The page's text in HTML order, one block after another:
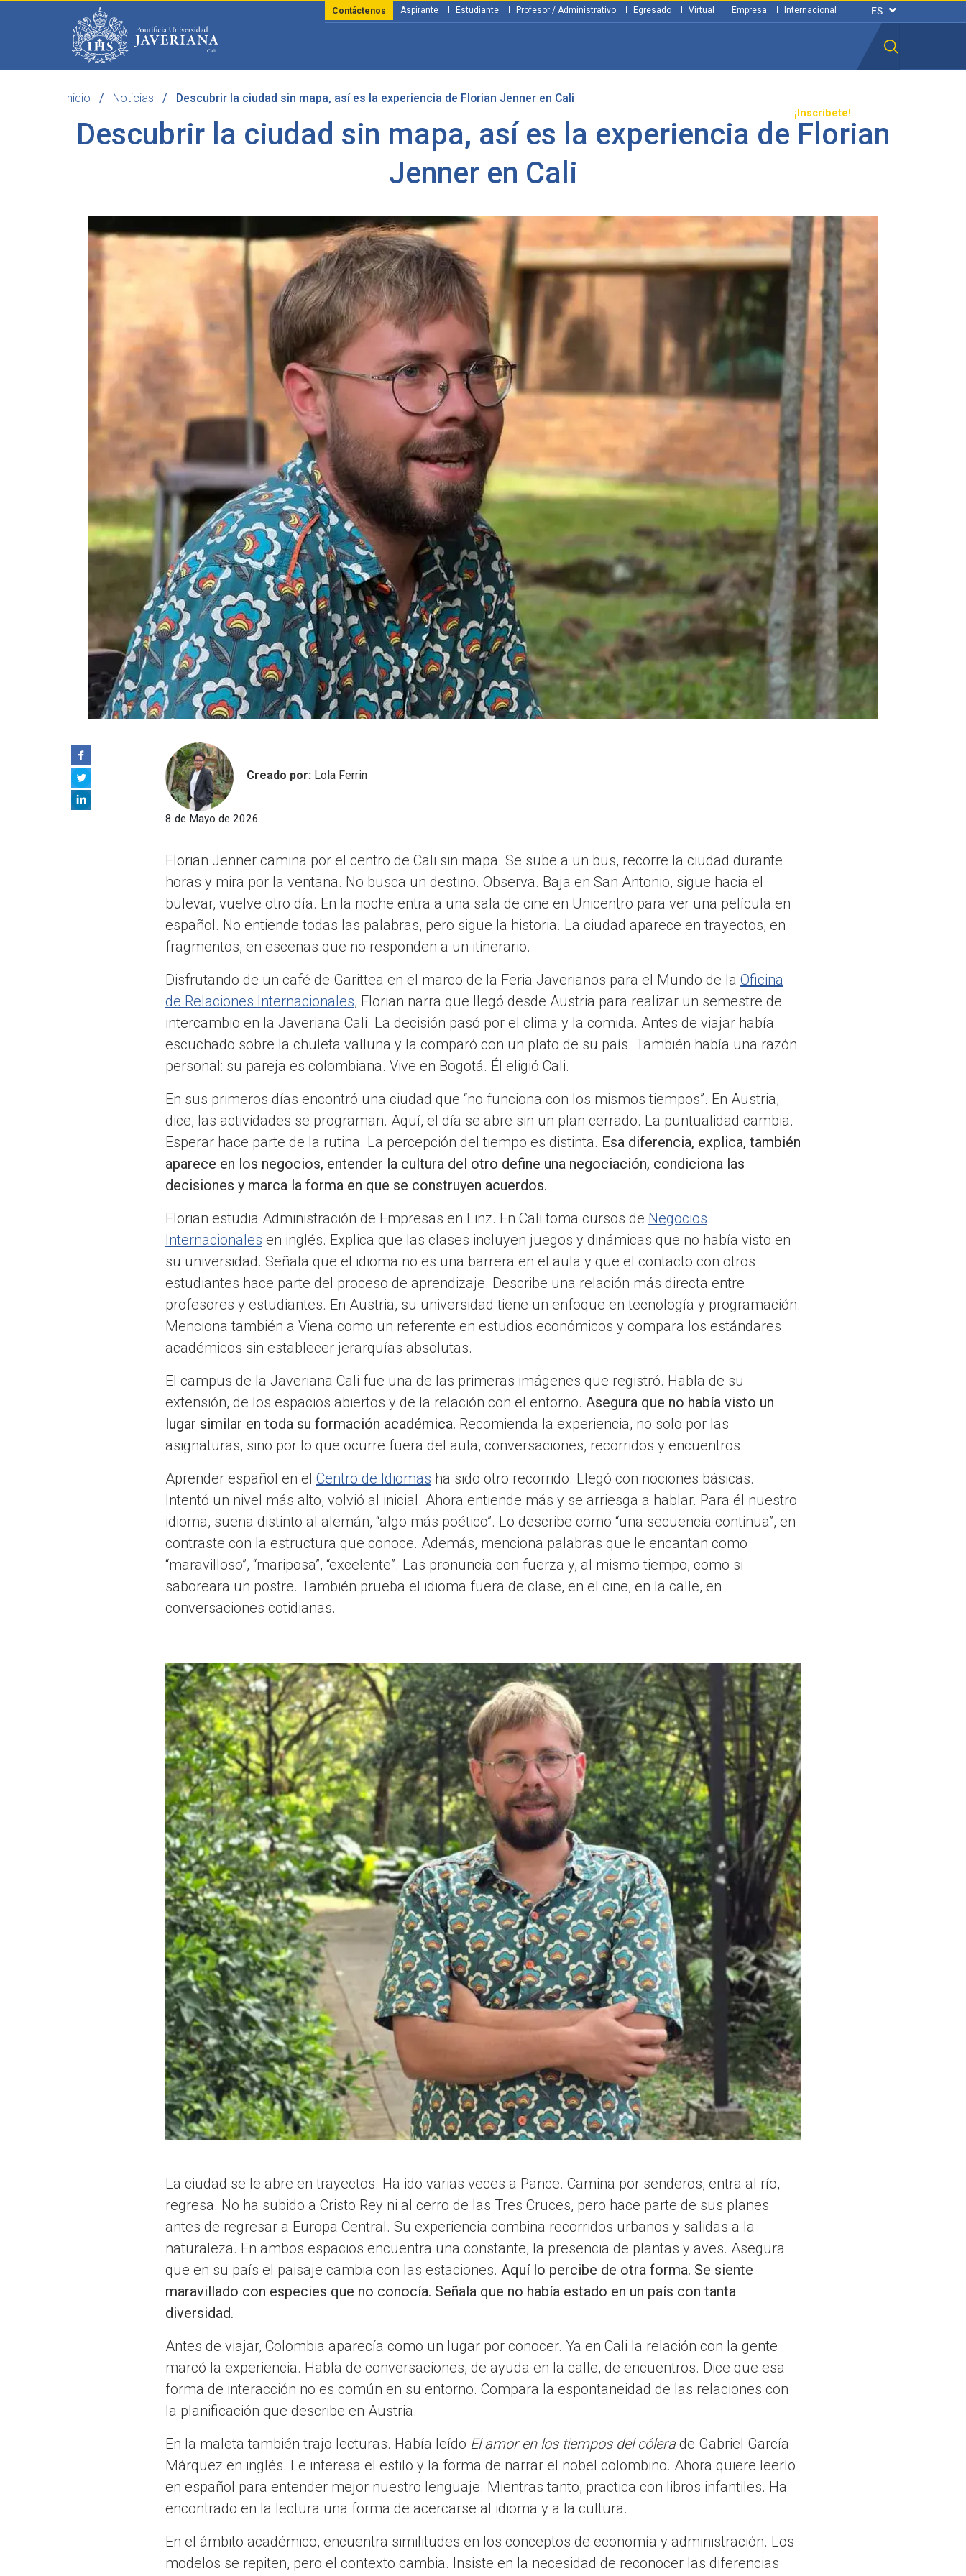
¡Inscríbete!
Aspirante Estudiante Profesor / Administrativo Egresado Virtual Empresa Internacional
Contáctenos
Inicio Noticias Descubrir la ciudad sin mapa, así es la experiencia de Florian Jenner en Cali
Descubrir la ciudad sin mapa, así es la experiencia de Florian
Jenner en Cali
Creado por: Lola Ferrin
8 de Mayo de 2026
Florian Jenner camina por el centro de Cali sin mapa. Se sube a un bus, recorre la ciudad durante
horas y mira por la ventana. No busca un destino. Observa. Baja en San Antonio, sigue hacia el
bulevar, vuelve otro día. En la noche entra a una sala de cine en Unicentro para ver una película en
español. No entiende todas las palabras, pero sigue la historia. La ciudad aparece en trayectos, en
fragmentos, en escenas que no responden a un itinerario.
Disfrutando de un café de Garittea en el marco de la Feria Javerianos para el Mundo de la Oficina
de Relaciones Internacionales, Florian narra que llegó desde Austria para realizar un semestre de
intercambio en la Javeriana Cali. La decisión pasó por el clima y la comida. Antes de viajar había
escuchado sobre la chuleta valluna y la comparó con un plato de su país. También había una razón
personal: su pareja es colombiana. Vive en Bogotá. Él eligió Cali.
En sus primeros días encontró una ciudad que “no funciona con los mismos tiempos”. En Austria,
dice, las actividades se programan. Aquí, el día se abre sin un plan cerrado. La puntualidad cambia.
Esperar hace parte de la rutina. La percepción del tiempo es distinta. Esa diferencia, explica, también
aparece en los negocios, entender la cultura del otro define una negociación, condiciona las
decisiones y marca la forma en que se construyen acuerdos.
Florian estudia Administración de Empresas en Linz. En Cali toma cursos de Negocios
Internacionales en inglés. Explica que las clases incluyen juegos y dinámicas que no había visto en
su universidad. Señala que el idioma no es una barrera en el aula y que el contacto con otros
estudiantes hace parte del proceso de aprendizaje. Describe una relación más directa entre
profesores y estudiantes. En Austria, su universidad tiene un enfoque en tecnología y programación.
Menciona también a Viena como un referente en estudios económicos y compara los estándares
académicos sin establecer jerarquías absolutas.
El campus de la Javeriana Cali fue una de las primeras imágenes que registró. Habla de su
extensión, de los espacios abiertos y de la relación con el entorno. Asegura que no había visto un
lugar similar en toda su formación académica. Recomienda la experiencia, no solo por las
asignaturas, sino por lo que ocurre fuera del aula, conversaciones, recorridos y encuentros.
Aprender español en el Centro de Idiomas ha sido otro recorrido. Llegó con nociones básicas.
Intentó un nivel más alto, volvió al inicial. Ahora entiende más y se arriesga a hablar. Para él nuestro
idioma, suena distinto al alemán, “algo más poético”. Lo describe como “una secuencia continua”, en
contraste con la estructura que conoce. Además, menciona palabras que le encantan como
“maravilloso”, “mariposa”, “excelente”. Las pronuncia con fuerza y, al mismo tiempo, como si
saboreara un postre. También prueba el idioma fuera de clase, en el cine, en la calle, en
conversaciones cotidianas.
La ciudad se le abre en trayectos. Ha ido varias veces a Pance. Camina por senderos, entra al río,
regresa. No ha subido a Cristo Rey ni al cerro de las Tres Cruces, pero hace parte de sus planes
antes de regresar a Europa Central. Su experiencia combina recorridos urbanos y salidas a la
naturaleza. En ambos espacios encuentra una constante, la presencia de plantas y aves. Asegura
que en su país el paisaje cambia con las estaciones. Aquí lo percibe de otra forma. Se siente
maravillado con especies que no conocía. Señala que no había estado en un país con tanta
diversidad.
Antes de viajar, Colombia aparecía como un lugar por conocer. Ya en Cali la relación con la gente
marcó la experiencia. Habla de conversaciones, de ayuda en la calle, de encuentros. Dice que esa
forma de interacción no es común en su entorno. Compara la espontaneidad de las relaciones con
la planificación que describe en Austria.
En la maleta también trajo lecturas. Había leído El amor en los tiempos del cólera de Gabriel García
Márquez en inglés. Le interesa el estilo y la forma de narrar el nobel colombino. Ahora quiere leerlo
en español para entender mejor nuestro lenguaje. Mientras tanto, practica con libros infantiles. Ha
encontrado en la lectura una forma de acercarse al idioma y a la cultura.
En el ámbito académico, encuentra similitudes en los conceptos de economía y administración. Los
modelos se repiten, pero el contexto cambia. Insiste en la necesidad de reconocer las diferencias